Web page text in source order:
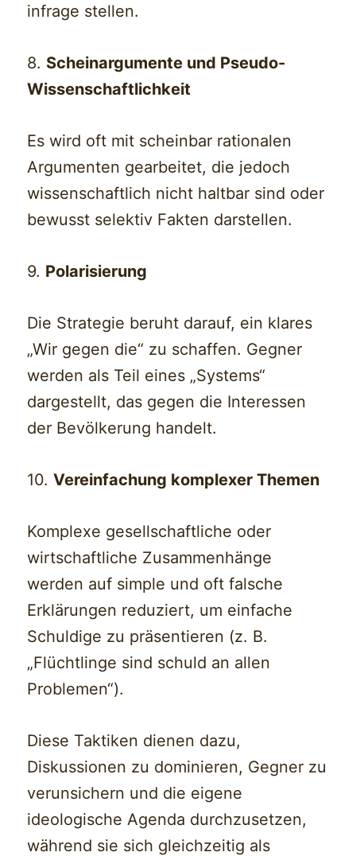
infrage stellen.
8. Scheinargumente und Pseudo-
Wissenschaftlichkeit
Es wird oft mit scheinbar rationalen
Argumenten gearbeitet, die jedoch
wissenschaftlich nicht haltbar sind oder
bewusst selektiv Fakten darstellen.
9. Polarisierung
Die Strategie beruht darauf, ein klares
„Wir gegen die“ zu schaffen. Gegner
werden als Teil eines „Systems“
dargestellt, das gegen die Interessen
der Bevölkerung handelt.
10.Vereinfachung komplexer Themen
Komplexe gesellschaftliche oder
wirtschaftliche Zusammenhänge
werden auf simple und oft falsche
Erklärungen reduziert, um einfache
Schuldige zu präsentieren (z. B.
„Flüchtlinge sind schuld an allen
Problemen“).
Diese Taktiken dienen dazu,
Diskussionen zu dominieren, Gegner zu
verunsichern und die eigene
ideologische Agenda durchzusetzen,
während sie sich gleichzeitig als